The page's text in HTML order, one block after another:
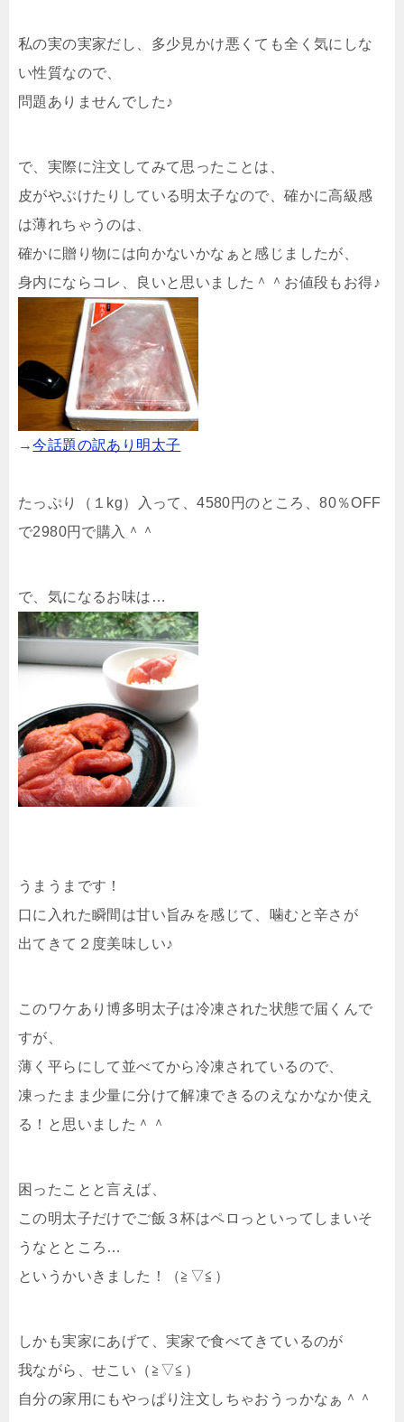
私の実の実家だし、多少見かけ悪くても全く気にしな
い性質なので、
問題ありませんでした♪
で、実際に注文してみて思ったことは、
皮がやぶけたりしている明太子なので、確かに高級感
は薄れちゃうのは、
確かに贈り物には向かないかなぁと感じましたが、
身内にならコレ、良いと思いました＾＾お値段もお得♪
→今話題の訳あり明太子
たっぷり（１kg）入って、4580円のところ、80％OFF
で2980円で購入＾＾
で、気になるお味は…
うまうまです！
口に入れた瞬間は甘い旨みを感じて、噛むと辛さが
出てきて２度美味しい♪
このワケあり博多明太子は冷凍された状態で届くんで
すが、
薄く平らにして並べてから冷凍されているので、
凍ったまま少量に分けて解凍できるのえなかなか使え
る！と思いました＾＾
困ったことと言えば、
この明太子だけでご飯３杯はペロっといってしまいそ
うなとところ…
というかいきました！（≧▽≦）
しかも実家にあげて、実家で食べてきているのが
我ながら、せこい（≧▽≦）
自分の家用にもやっぱり注文しちゃおうっかなぁ＾＾